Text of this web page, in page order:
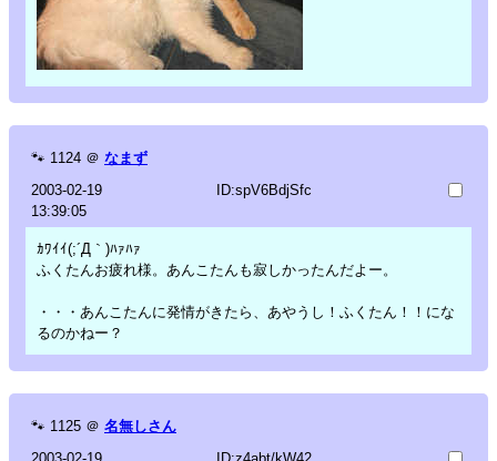
🐾 1124 ＠ なまず
2003-02-19
13:39:05
ID:spV6BdjSfc
ｶﾜｲｲ(;´Д｀)ﾊｧﾊｧ
ふくたんお疲れ様。あんこたんも寂しかったんだよー。
・・・あんこたんに発情がきたら、あやうし！ふくたん！！にな
るのかねー？
🐾 1125 ＠ 名無しさん